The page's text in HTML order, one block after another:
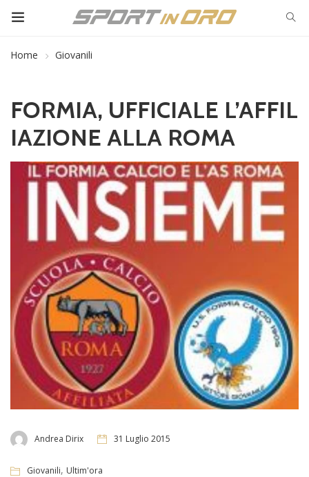
Home Giovanili
FORMIA, UFFICIALE L’AFFIL
IAZIONE ALLA ROMA
Andrea Dirix 31 Luglio 2015
Giovanili, Ultim'ora